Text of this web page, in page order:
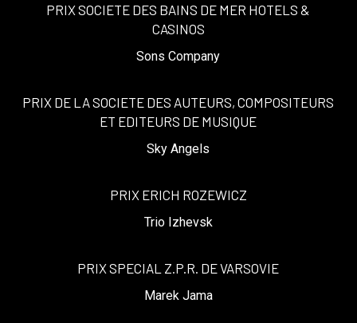
PRIX SOCIETE DES BAINS DE MER HOTELS &
CASINOS
Sons Company
PRIX DE LA SOCIETE DES AUTEURS, COMPOSITEURS
ET EDITEURS DE MUSIQUE
Sky Angels
PRIX ERICH ROZEWICZ
Trio Izhevsk
PRIX SPECIAL Z.P.R. DE VARSOVIE
Marek Jama